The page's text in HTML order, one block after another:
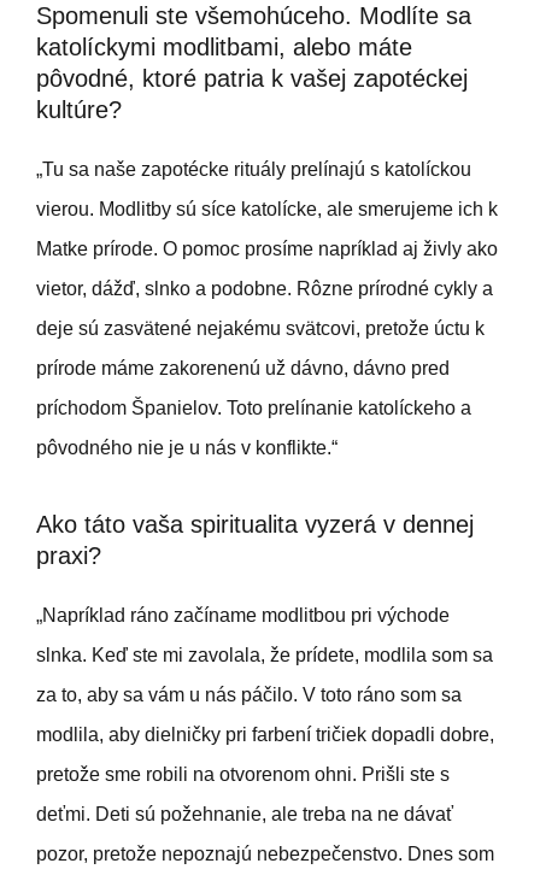
Spomenuli ste všemohúceho. Modlíte sa
katolíckymi modlitbami, alebo máte
pôvodné, ktoré patria k vašej zapotéckej
kultúre?
„Tu sa naše zapotécke rituály prelínajú s katolíckou
vierou. Modlitby sú síce katolícke, ale smerujeme ich k
Matke prírode. O pomoc prosíme napríklad aj živly ako
vietor, dážď, slnko a podobne. Rôzne prírodné cykly a
deje sú zasvätené nejakému svätcovi, pretože úctu k
prírode máme zakorenenú už dávno, dávno pred
príchodom Španielov. Toto prelínanie katolíckeho a
pôvodného nie je u nás v konflikte.“
Ako táto vaša spiritualita vyzerá v dennej
praxi?
„Napríklad ráno začíname modlitbou pri východe
slnka. Keď ste mi zavolala, že prídete, modlila som sa
za to, aby sa vám u nás páčilo. V toto ráno som sa
modlila, aby dielničky pri farbení tričiek dopadli dobre,
pretože sme robili na otvorenom ohni. Prišli ste s
deťmi. Deti sú požehnanie, ale treba na ne dávať
pozor, pretože nepoznajú nebezpečenstvo. Dnes som